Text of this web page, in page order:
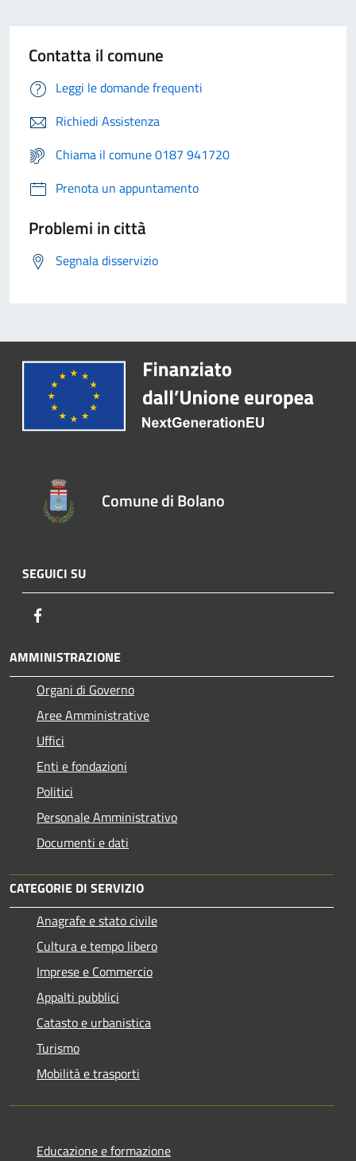
Contatta il comune
Leggi le domande frequenti
Richiedi Assistenza
Chiama il comune 0187 941720
Prenota un appuntamento
Problemi in città
Segnala disservizio
Comune di Bolano
SEGUICI SU
AMMINISTRAZIONE
Organi di Governo
Aree Amministrative
Uffici
Enti e fondazioni
Politici
Personale Amministrativo
Documenti e dati
CATEGORIE DI SERVIZIO
Anagrafe e stato civile
Cultura e tempo libero
Imprese e Commercio
Appalti pubblici
Catasto e urbanistica
Turismo
Mobilità e trasporti
Educazione e formazione